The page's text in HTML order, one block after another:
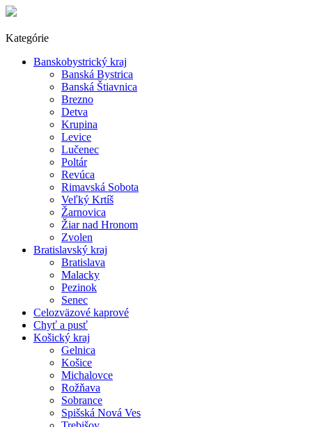
Kategórie
Banskobystrický kraj
Banská Bystrica
Banská Štiavnica
Brezno
Detva
Krupina
Levice
Lučenec
Poltár
Revúca
Rimavská Sobota
Veľký Krtíš
Žarnovica
Žiar nad Hronom
Zvolen
Bratislavský kraj
Bratislava
Malacky
Pezinok
Senec
Celozväzové kaprové
Chyť a pusť
Košický kraj
Gelnica
Košice
Michalovce
Rožňava
Sobrance
Spišská Nová Ves